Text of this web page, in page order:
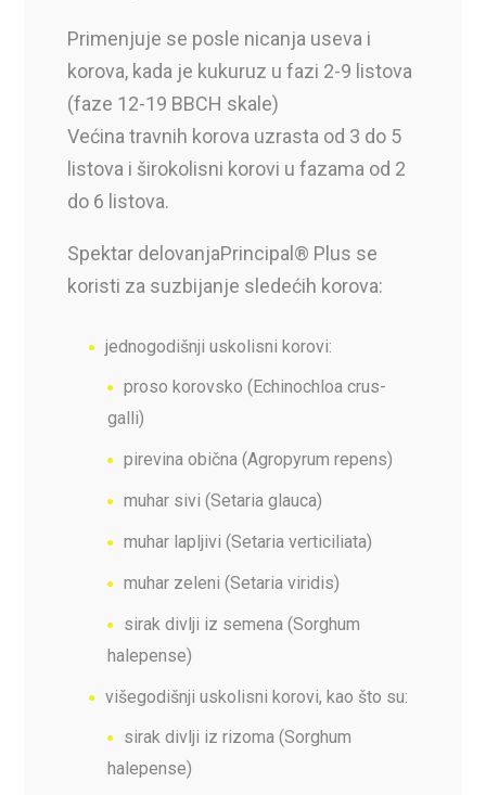
Primenjuje se posle nicanja useva i
korova, kada je kukuruz u fazi 2-9 listova
(faze 12-19 BBCH skale)
Većina travnih korova uzrasta od 3 do 5
listova i širokolisni korovi u fazama od 2
do 6 listova.
Spektar delovanjaPrincipal® Plus se
koristi za suzbijanje sledećih korova:
jednogodišnji uskolisni korovi:
proso korovsko (Echinochloa crus-
galli)
pirevina obična (Agropyrum repens)
muhar sivi (Setaria glauca)
muhar lapljivi (Setaria verticiliata)
muhar zeleni (Setaria viridis)
sirak divlji iz semena (Sorghum
halepense)
višegodišnji uskolisni korovi, kao što su:
sirak divlji iz rizoma (Sorghum
halepense)